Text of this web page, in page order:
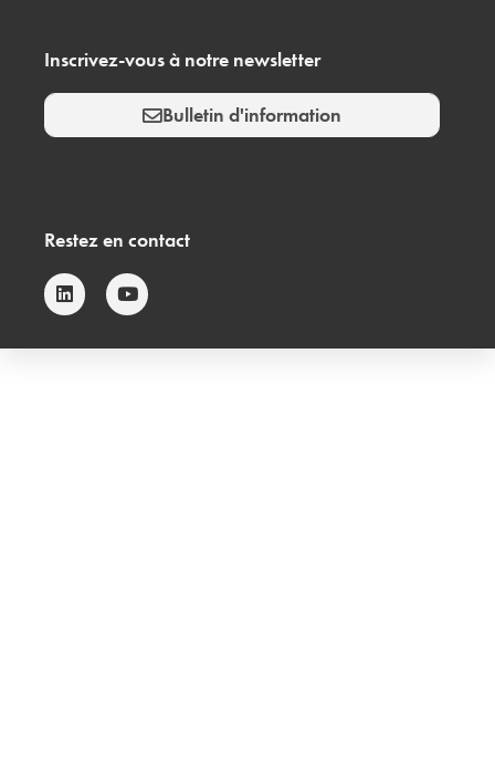
Inscrivez-vous à notre newsletter
Bulletin d'information
Restez en contact